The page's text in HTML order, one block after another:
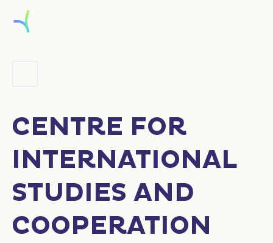
CENTRE FOR
INTERNATIONAL
STUDIES AND
COOPERATION